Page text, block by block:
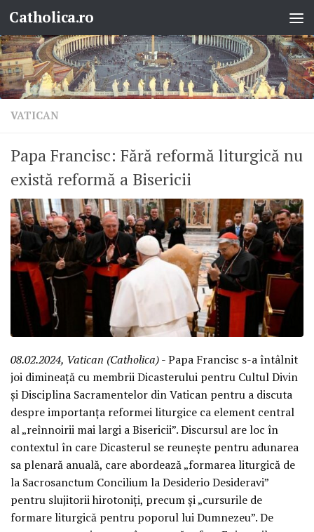
Skip to content
Catholica.ro
VATICAN
Papa Francisc: Fără reformă liturgică nu
există reformă a Bisericii
08.02.2024, Vatican (Catholica)- Papa Francisc s-a întâlnit
joi dimineață cu membrii Dicasterului pentru Cultul Divin
și Disciplina Sacramentelor din Vatican pentru a discuta
despre importanța reformei liturgice ca element central
al „reînnoirii mai largi a Bisericii”. Discursul are loc în
contextul în care Dicasterul se reunește pentru adunarea
sa plenară anuală, care abordează „formarea liturgică de
la Sacrosanctum Concilium la Desiderio Desideravi”
pentru slujitorii hirotoniți, precum și „cursurile de
formare liturgică pentru poporul lui Dumnezeu”. De